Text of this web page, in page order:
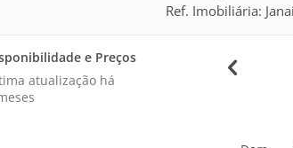
Ref. Imobiliária:
e Preços
atualização há